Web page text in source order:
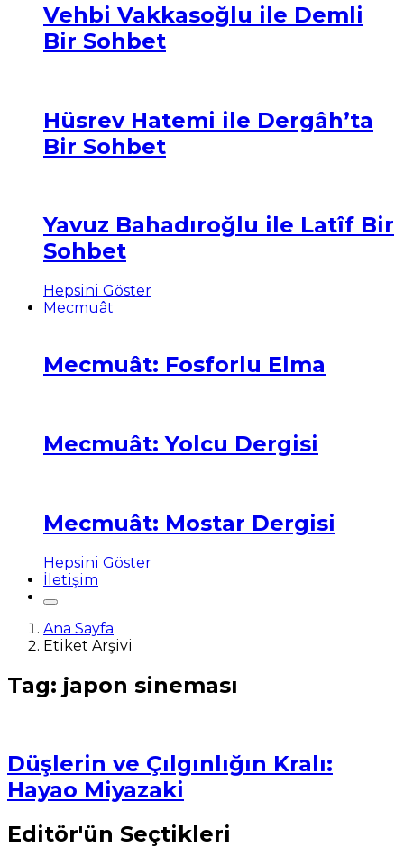
Vehbi Vakkasoğlu ile Demli
Bir Sohbet
Hüsrev Hatemi ile Dergâh’ta
Bir Sohbet
Yavuz Bahadıroğlu ile Latîf Bir
Sohbet
Hepsini Göster
Mecmuât
Mecmuât: Fosforlu Elma
Mecmuât: Yolcu Dergisi
Mecmuât: Mostar Dergisi
Hepsini Göster
İletişim
Ana Sayfa
Etiket Arşivi
Tag: japon sineması
Düşlerin ve Çılgınlığın Kralı:
Hayao Miyazaki
Editör'ün Seçtikleri